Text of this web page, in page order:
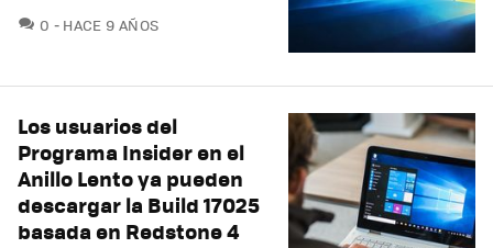
0 COMENTARIOS
HACE 9 AÑOS
Los usuarios del
Programa Insider en el
Anillo Lento ya pueden
descargar la Build 17025
basada en Redstone 4